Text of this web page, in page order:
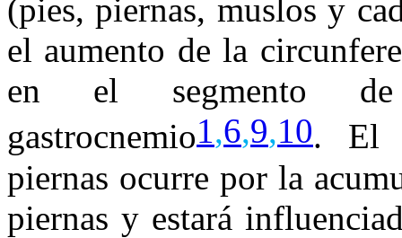
(pies, piernas, muslos y
el aumento de la
en el segmento
gastrocnemio1,6,9,10. El
piernas ocurre por la
piernas y estará